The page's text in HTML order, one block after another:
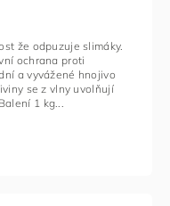
že odpuzuje slimáky.
ochrana proti
a vyvážené hnojivo
se z vlny uvolňují
1 kg...